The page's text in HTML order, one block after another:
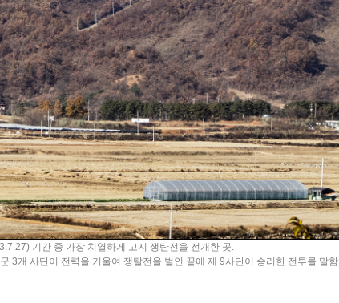
기간 중 가장 치열하게 고지 쟁탄전을 전개한 곳.
3개 사단이 전력을 기울여 쟁탈전을 벌인 끝에 제 9사단이 승리한 전투를 말함.